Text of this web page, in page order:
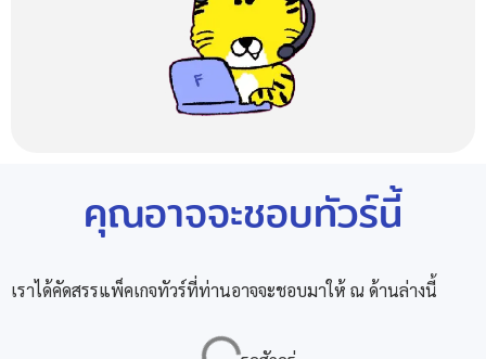
คุณอาจจะชอบทัวร์นี้
เราได้คัดสรรแพ็คเกจทัวร์ที่ท่านอาจจะชอบมาให้ ณ ด้านล่างนี้